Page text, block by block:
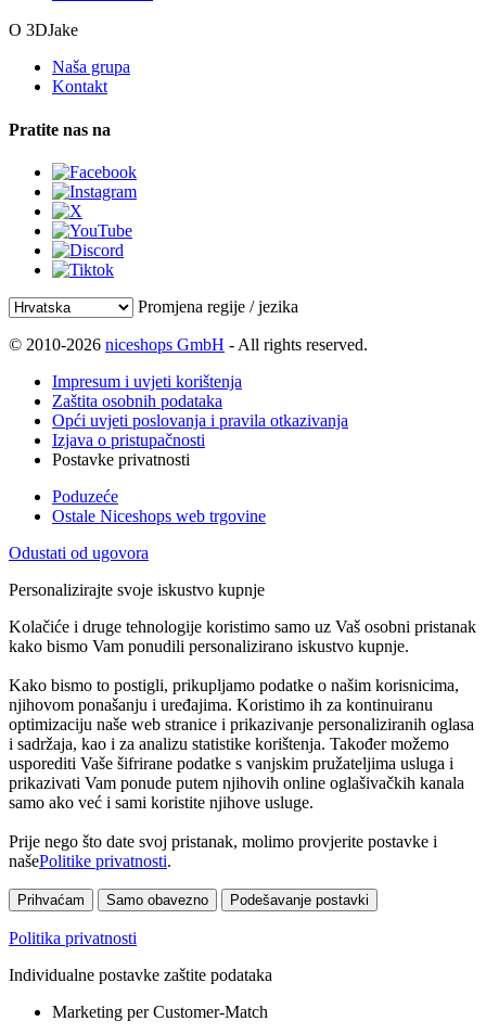
O 3DJake
Naša grupa
Kontakt
Pratite nas na
Promjena regije / jezika
© 2010-2026 niceshops GmbH - All rights reserved.
Impresum i uvjeti korištenja
Zaštita osobnih podataka
Opći uvjeti poslovanja i pravila otkazivanja
Izjava o pristupačnosti
Postavke privatnosti
Poduzeće
Ostale Niceshops web trgovine
Odustati od ugovora
Personalizirajte svoje iskustvo kupnje
Kolačiće i druge tehnologije koristimo samo uz Vaš osobni pristanak
kako bismo Vam ponudili personalizirano iskustvo kupnje.
Kako bismo to postigli, prikupljamo podatke o našim korisnicima,
njihovom ponašanju i uređajima. Koristimo ih za kontinuiranu
optimizaciju naše web stranice i prikazivanje personaliziranih oglasa
i sadržaja, kao i za analizu statistike korištenja. Također možemo
usporediti Vaše šifrirane podatke s vanjskim pružateljima usluga i
prikazivati Vam ponude putem njihovih online oglašivačkih kanala
samo ako već i sami koristite njihove usluge.
Prije nego što date svoj pristanak, molimo provjerite postavke i
našePolitike privatnosti.
Prihvaćam Samo obavezno Podešavanje postavki
Politika privatnosti
Individualne postavke zaštite podataka
Marketing per Customer-Match